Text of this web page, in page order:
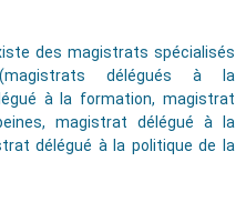
des magistrats spécialisés
délégués à la
à la formation, magistrat
magistrat délégué à la
délégué à la politique de la